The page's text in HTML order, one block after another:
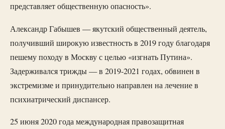
представляет общественную опасность».
Александр Габышев — якутский общественный деятель,
получивший широкую известность в 2019 году благодаря
пешему походу в Москву с целью «изгнать Путина».
Задерживался трижды — в 2019-2021 годах, обвинен в
экстремизме и принудительно направлен на лечение в
психиатрический диспансер.
25 июня 2020 года международная правозащитная